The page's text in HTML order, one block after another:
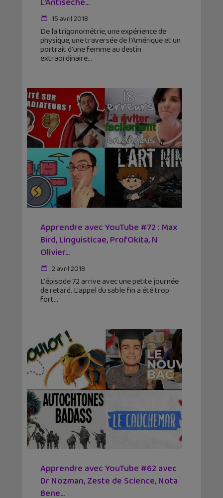
15 avril 2018
De la trigonométrie, une expérience de
physique, une traversée de l'Amérique et un
portrait d'une femme au destin
extraordinaire
Apprendre avec YouTube #72 : Max
Bird, Linguisticae, ProfOkita, N
Olivier…
2 avril 2018
L'épisode 72 arrive avec une petite journée
de retard. L'appel du sable fin a été trop
fort
Apprendre avec YouTube #62 avec
Dr Nozman, Zeste de Science, Nota
Bene…